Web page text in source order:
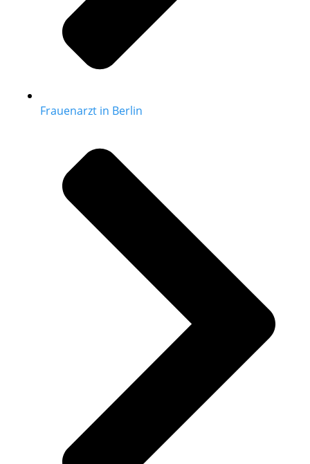
Frauenarzt in Berlin